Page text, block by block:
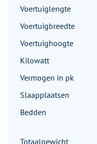
Voertuiglengte
Voertuigbreedte
Voertuighoogte
Kilowatt
Vermogen in pk
Slaapplaatsen
Bedden
Totaalgewicht